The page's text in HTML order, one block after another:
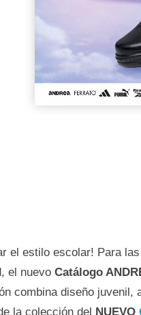
el estilo escolar! Para
el nuevo Catálogo
combina diseño
la colección del NUEVO